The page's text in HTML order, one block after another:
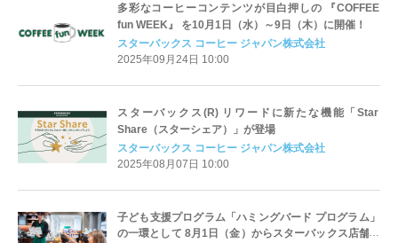
多彩なコーヒーコンテンツが目白押しの 『COFFEE
fun WEEK』 を10月1日（水）～9日（木）に開催！
スターバックス コーヒー ジャパン株式会社
2025年09月24日 10:00
スターバックス(R) リワードに新たな機能「Star
Share（スターシェア）」が登場
スターバックス コーヒー ジャパン株式会社
2025年08月07日 10:00
子ども支援プログラム「ハミングバード プログラム」
の一環として 8月1日（金）からスターバックス店舗で